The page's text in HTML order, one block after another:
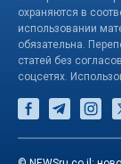
охраняются в
использовании
обязательна.
статей без
соцсетях.